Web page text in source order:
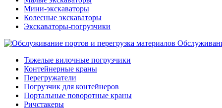
Мини-экскаваторы
Колесные экскаваторы
Экскаваторы-погрузчики
Тяжелые вилочные погрузчики
Контейнерные краны
Перегружатели
Погрузчик для контейнеров
Портальные поворотные краны
Ричстакеры